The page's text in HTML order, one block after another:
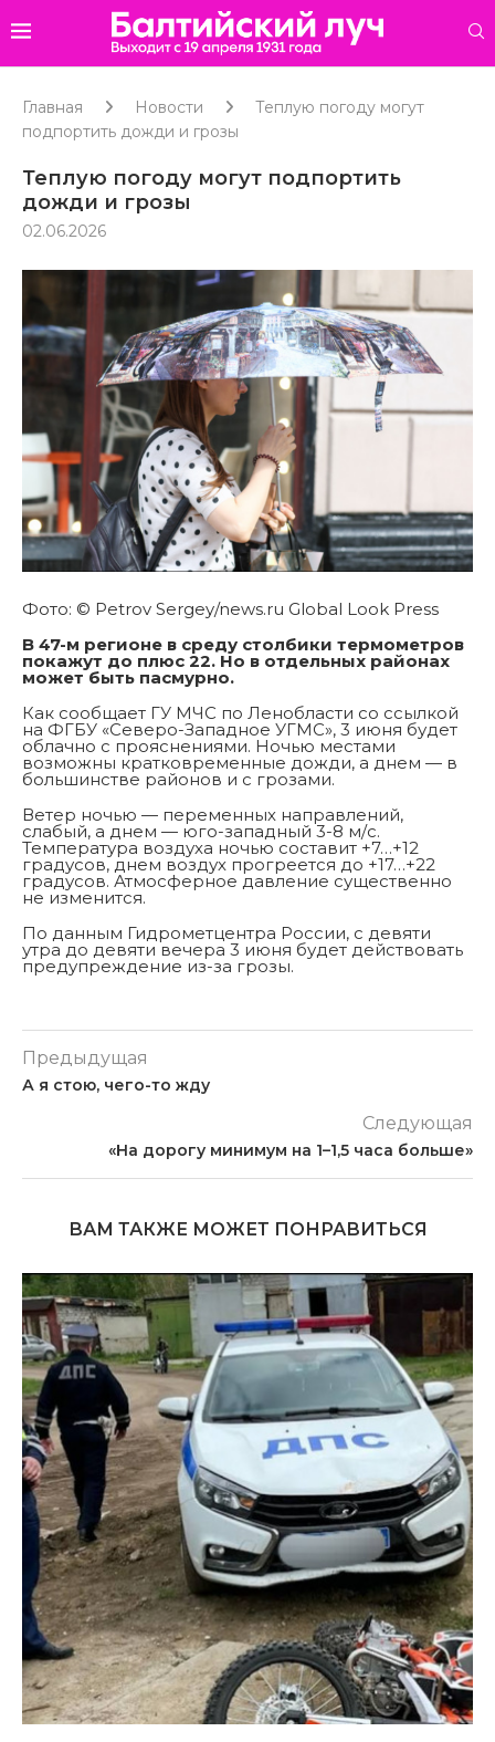
Главная Новости
Теплую погоду могут
подпортить дожди и грозы
Теплую погоду могут подпортить
дожди и грозы
02.06.2026
Фото: © Petrov Sergey/news.ru Global Look Press
В 47-м регионе в среду столбики термометров
покажут до плюс 22. Но в отдельных районах
может быть пасмурно.
Как сообщает ГУ МЧС по Ленобласти со ссылкой
на ФГБУ «Северо-Западное УГМС», 3 июня будет
облачно с прояснениями. Ночью местами
возможны кратковременные дожди, а днем — в
большинстве районов и с грозами.
Ветер ночью — переменных направлений,
слабый, а днем — юго-западный 3-8 м/с.
Температура воздуха ночью составит +7…+12
градусов, днем воздух прогреется до +17…+22
градусов. Атмосферное давление существенно
не изменится.
По данным Гидрометцентра России, с девяти
утра до девяти вечера 3 июня будет действовать
предупреждение из-за грозы.
Предыдущая
А я стою, чего-то жду
Следующая
«На дорогу минимум на 1–1,5 часа больше»
ВАМ ТАКЖЕ МОЖЕТ ПОНРАВИТЬСЯ